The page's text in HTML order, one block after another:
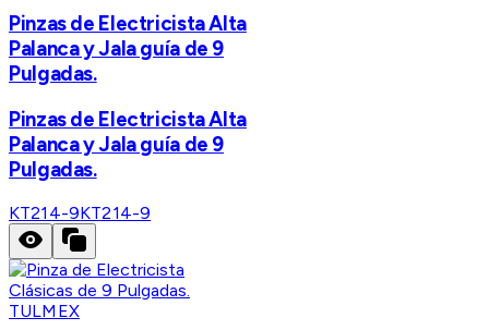
Pinzas de Electricista Alta
Palanca y Jala guía de 9
Pulgadas.
Pinzas de Electricista Alta
Palanca y Jala guía de 9
Pulgadas.
KT214-9KT214-9
TULMEX